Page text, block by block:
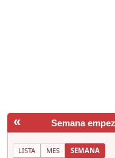
« Semana
LISTA MES SEMANA